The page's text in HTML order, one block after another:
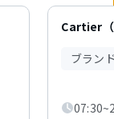
Cartier（
ブラン